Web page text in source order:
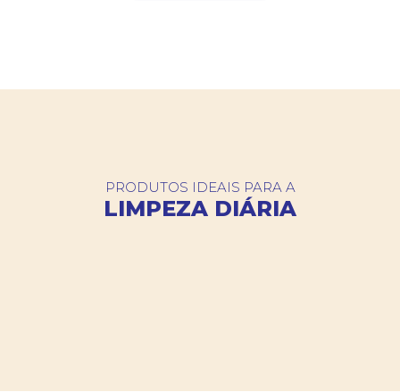
PRODUTOS IDEAIS PARA A
LIMPEZA DIÁRIA